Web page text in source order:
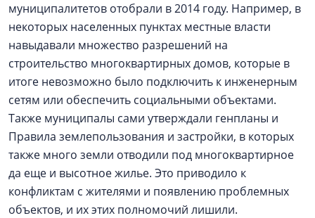
муниципалитетов отобрали в 2014 году. Например, в
некоторых населенных пунктах местные власти
навыдавали множество разрешений на
строительство многоквартирных домов, которые в
итоге невозможно было подключить к инженерным
сетям или обеспечить социальными объектами.
Также муниципалы сами утверждали генпланы и
Правила землепользования и застройки, в которых
также много земли отводили под многоквартирное
да еще и высотное жилье. Это приводило к
конфликтам с жителями и появлению проблемных
объектов, и их этих полномочий лишили.